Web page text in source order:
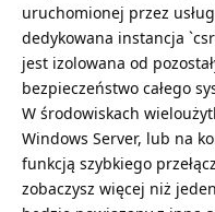
uruchomionej przez
dedykowana instancja
jest izolowana od
bezpieczeństwo całego
W środowiskach
Windows Server, lub na
funkcją szybkiego
zobaczysz więcej niż